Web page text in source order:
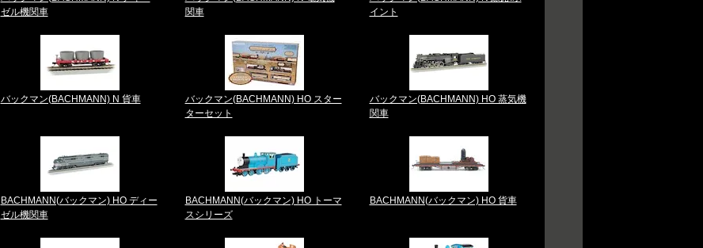
ゼル機関車
関車
イント
バックマン(BACHMANN) N 貨車
バックマン(BACHMANN) HO スター
ターセット
バックマン(BACHMANN) HO 蒸気機
関車
BACHMANN(バックマン) HO ディー
ゼル機関車
BACHMANN(バックマン) HO トーマ
スシリーズ
BACHMANN(バックマン) HO 貨車